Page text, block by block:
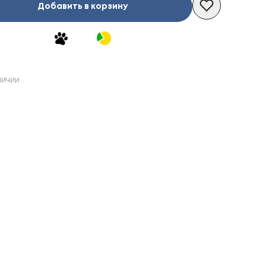
Добавить в корзину